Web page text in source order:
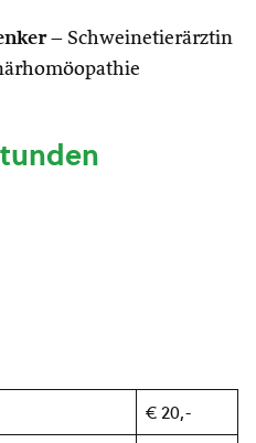
– Schweinetierärztin
€ 20,-